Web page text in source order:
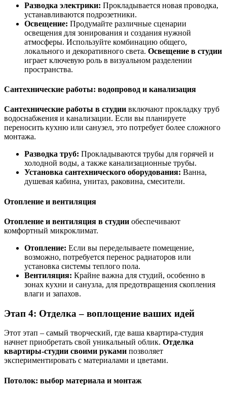
Разводка электрики: Прокладывается новая проводка,
устанавливаются подрозетники.
Освещение: Продумайте различные сценарии
освещения для зонирования и создания нужной
атмосферы. Используйте комбинацию общего,
локального и декоративного света. Освещение в студии
играет ключевую роль в визуальном разделении
пространства.
Сантехнические работы: водопровод и канализация
Сантехнические работы в студии включают прокладку труб
водоснабжения и канализации. Если вы планируете
переносить кухню или санузел, это потребует более сложного
монтажа.
Разводка труб: Прокладываются трубы для горячей и
холодной воды, а также канализационные трубы.
Установка сантехнического оборудования: Ванна,
душевая кабина, унитаз, раковина, смесители.
Отопление и вентиляция
Отопление и вентиляция в студии обеспечивают
комфортный микроклимат.
Отопление: Если вы переделываете помещение,
возможно, потребуется перенос радиаторов или
установка системы теплого пола.
Вентиляция: Крайне важна для студий, особенно в
зонах кухни и санузла, для предотвращения скопления
влаги и запахов.
Этап 4: Отделка – воплощение ваших идей
Этот этап – самый творческий, где ваша квартира-студия
начнет приобретать свой уникальный облик. Отделка
квартиры-студии своими руками позволяет
экспериментировать с материалами и цветами.
Потолок: выбор материала и монтаж